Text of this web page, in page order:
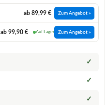
ab 89,99 € Zum Angebot »
ab 99,90 € Auf Lager Zum Angebot »
✓
✓
✓